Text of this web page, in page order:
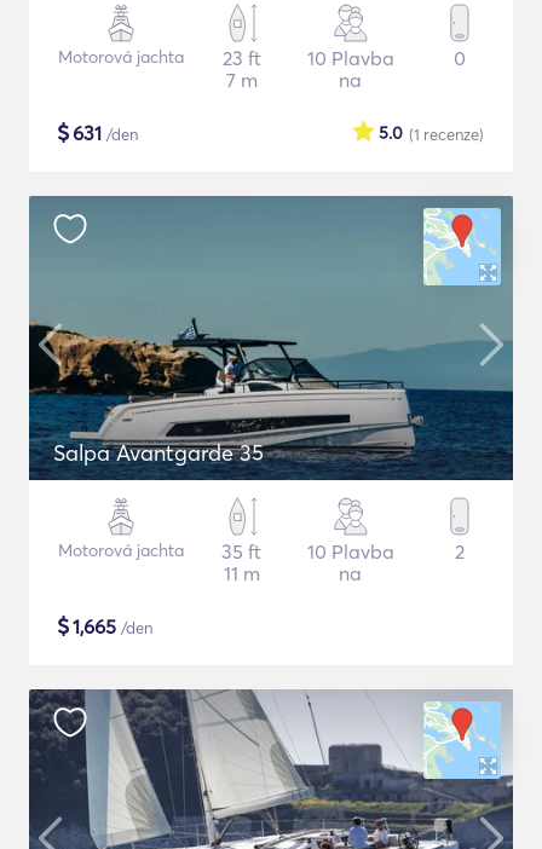
Motorová jachta
23 ft
7 m
10 Plavba
na
0
$631 /den (1 recenze)
5.0
Salpa Avantgarde 35
Motorová jachta
35 ft
11 m
10 Plavba
na
2
$1,665 /den